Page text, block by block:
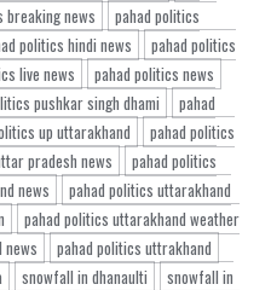
breaking news
pahad politics
politics hindi news
pahad politics
live news
pahad politics news
pushkar singh dhami
pahad
up uttarakhand
pahad politics
pradesh news
pahad politics
news
pahad politics uttarakhand
pahad politics uttarakhand weather
pahad politics uttrakhand
snowfall in dhanaulti
snowfall in